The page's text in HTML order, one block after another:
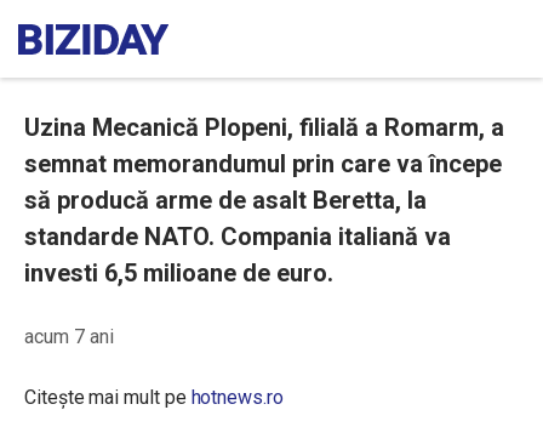
Uzina Mecanică Plopeni, filială a Romarm, a
semnat memorandumul prin care va începe
să producă arme de asalt Beretta, la
standarde NATO. Compania italiană va
investi 6,5 milioane de euro.
acum 7 ani
Citește mai mult pe hotnews.ro